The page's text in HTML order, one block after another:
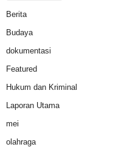
Berita
Budaya
dokumentasi
Featured
Hukum dan Kriminal
Laporan Utama
mei
olahraga